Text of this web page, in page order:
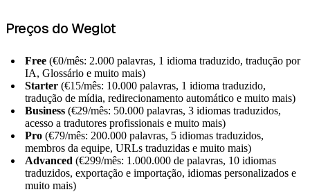
Preços do Weglot
Free (€0/mês: 2.000 palavras, 1 idioma traduzido, tradução por
IA, Glossário e muito mais)
Starter (€15/mês: 10.000 palavras, 1 idioma traduzido,
tradução de mídia, redirecionamento automático e muito mais)
Business (€29/mês: 50.000 palavras, 3 idiomas traduzidos,
acesso a tradutores profissionais e muito mais)
Pro (€79/mês: 200.000 palavras, 5 idiomas traduzidos,
membros da equipe, URLs traduzidas e muito mais)
Advanced (€299/mês: 1.000.000 de palavras, 10 idiomas
traduzidos, exportação e importação, idiomas personalizados e
muito mais)